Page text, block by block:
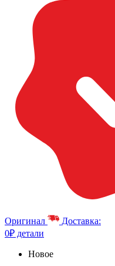
Оригинал
Доставка:
0₽ детали
Новое